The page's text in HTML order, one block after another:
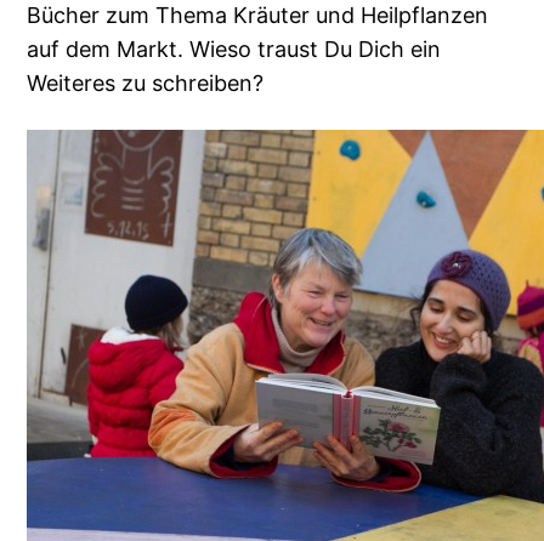
Bücher zum Thema Kräuter und Heilpflanzen
auf dem Markt. Wieso traust Du Dich ein
Weiteres zu schreiben?